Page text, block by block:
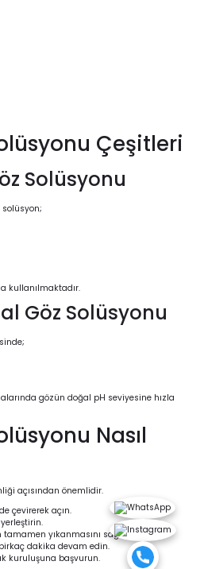
Çeşitleri
Solüsyonu
kullanılmaktadır.
Göz Solüsyonu
gözün doğal pH seviyesine hızla
Nasıl
açısından önemlidir.
çevirerek açın.
yıkanmasını sağlayın.
dakika devam edin.
kuruluşuna başvurun.